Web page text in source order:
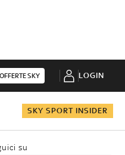
OFFERTE SKY LOGIN
SKY SPORT INSIDER
su